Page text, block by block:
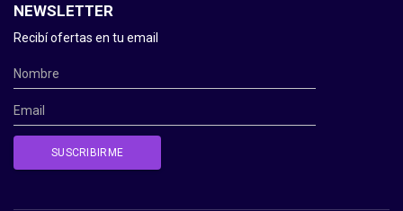
NEWSLETTER
Recibí ofertas en tu email